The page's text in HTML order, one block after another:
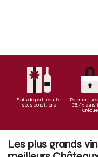
Frais de port réduits
sous conditions
Paiement
CB, 4x sans
Chèque
Les plus grands